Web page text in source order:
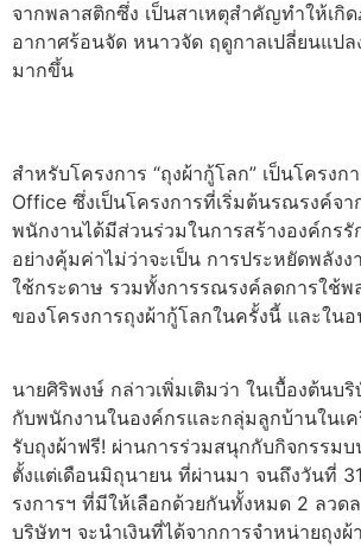
จากพลาสติกซึ่ง เป็นสาเหตุสำคัญทำให้เ
อากาศร้อนจัด หนาวจัด ฤดูกาลเปลี่ยนแป
มากขึ้น
สำหรับโครงการ “ถุงผ้ากู้โลก” เป็นโครง
Office ซึ่งเป็นโครงการที่เริ่มต้นรณรงค์จ
พนักงานได้มีส่วนร่วมในการสร้างองค์กร
อย่างคุ้มค่าไม่ว่าจะเป็น การประหยัดพลัง
ใช้กระดาษ รวมทั้งการรณรงค์ลดการใช้
ของโครงการถุงผ้ากู้โลกในครั้งนี้ และใน
นายศิริพงษ์ กล่าวเพิ่มเติมว่า ในเบื้องต้น
กับพนักงานในองค์กรและกลุ่มลูกบ้านในเ
รับถุงผ้าฟรี! ผ่านการร่วมสนุกกับกิจกรรม
ตั้งแต่เดือนมิถุนายน ที่ผ่านมา จนถึงวันที่
รงการฯ ที่มีให้เลือกด้วยกันทั้งหมด 2 ลว
บริษัทฯ จะนำเงินที่ได้จากการจำหน่ายถุง